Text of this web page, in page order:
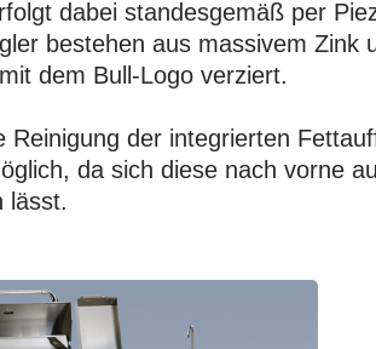
dabei standesgemäß per
bestehen aus massivem Zink
dem Bull-Logo verziert.
Reinigung der integrierten
da sich diese nach vorne
lässt.